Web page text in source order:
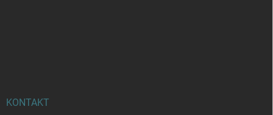
KONTAKT